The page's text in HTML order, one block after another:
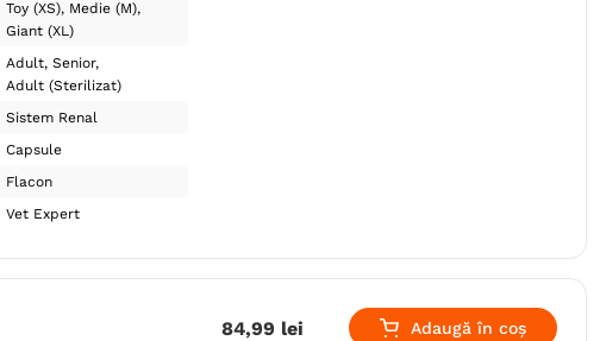
Toy (XS) Medie (M)
Giant (XL)
Adult Senior
Adult (Sterilizat)
Sistem Renal
Capsule
Flacon
Vet Expert
84,99 lei Adaugă în coș